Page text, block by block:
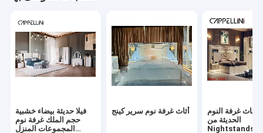
فيلا حديثة بيضاء خشبية
حجم الملك غرفة نوم
المجموعات المنزل
أثاث غرفة نوم سرير كينج
أثاث غرفة النوم
الحديثة من
Nightstands مجموعة